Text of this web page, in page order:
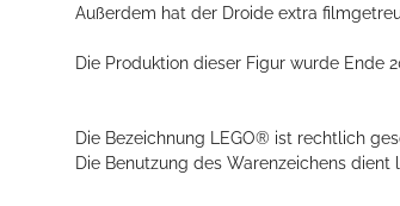
Außerdem hat der Droide extra
Die Produktion dieser Figur wurde Ende
Die Bezeichnung LEGO® ist rechtlich
Die Benutzung des Warenzeichens